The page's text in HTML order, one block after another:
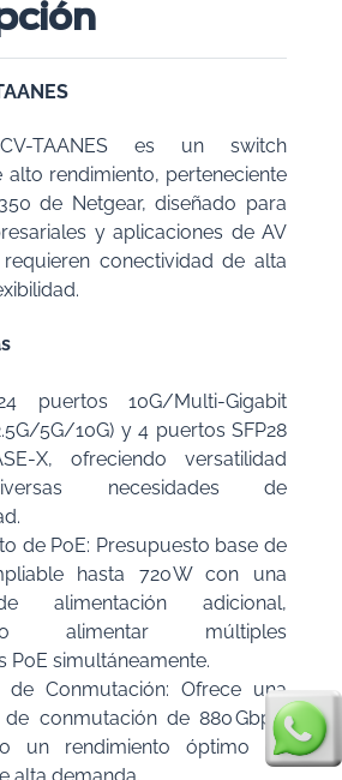
TAANES es un switch
alto rendimiento, perteneciente
de Netgear, diseñado para
y aplicaciones de AV
conectividad de alta
puertos 10G/Multi-Gigabit
5G/10G) y 4 puertos SFP28
X, ofreciendo versatilidad
necesidades de
de PoE: Presupuesto base de
hasta 720 W con una
alimentación adicional,
alimentar múltiples
PoE simultáneamente.
de Conmutación: Ofrece una
conmutación de 880 Gbps,
un rendimiento óptimo en